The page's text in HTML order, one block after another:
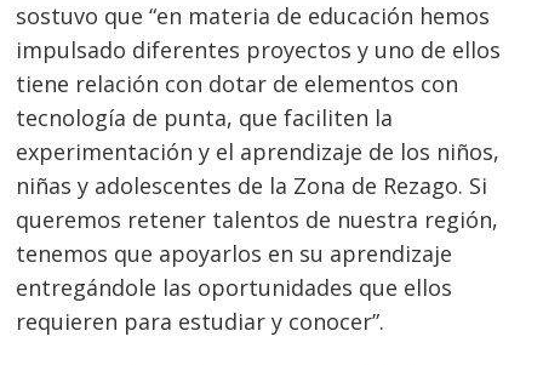
sostuvo que “en materia de educación hemos
impulsado diferentes proyectos y uno de ellos
tiene relación con dotar de elementos con
tecnología de punta, que faciliten la
experimentación y el aprendizaje de los niños,
niñas y adolescentes de la Zona de Rezago. Si
queremos retener talentos de nuestra región,
tenemos que apoyarlos en su aprendizaje
entregándole las oportunidades que ellos
requieren para estudiar y conocer”.